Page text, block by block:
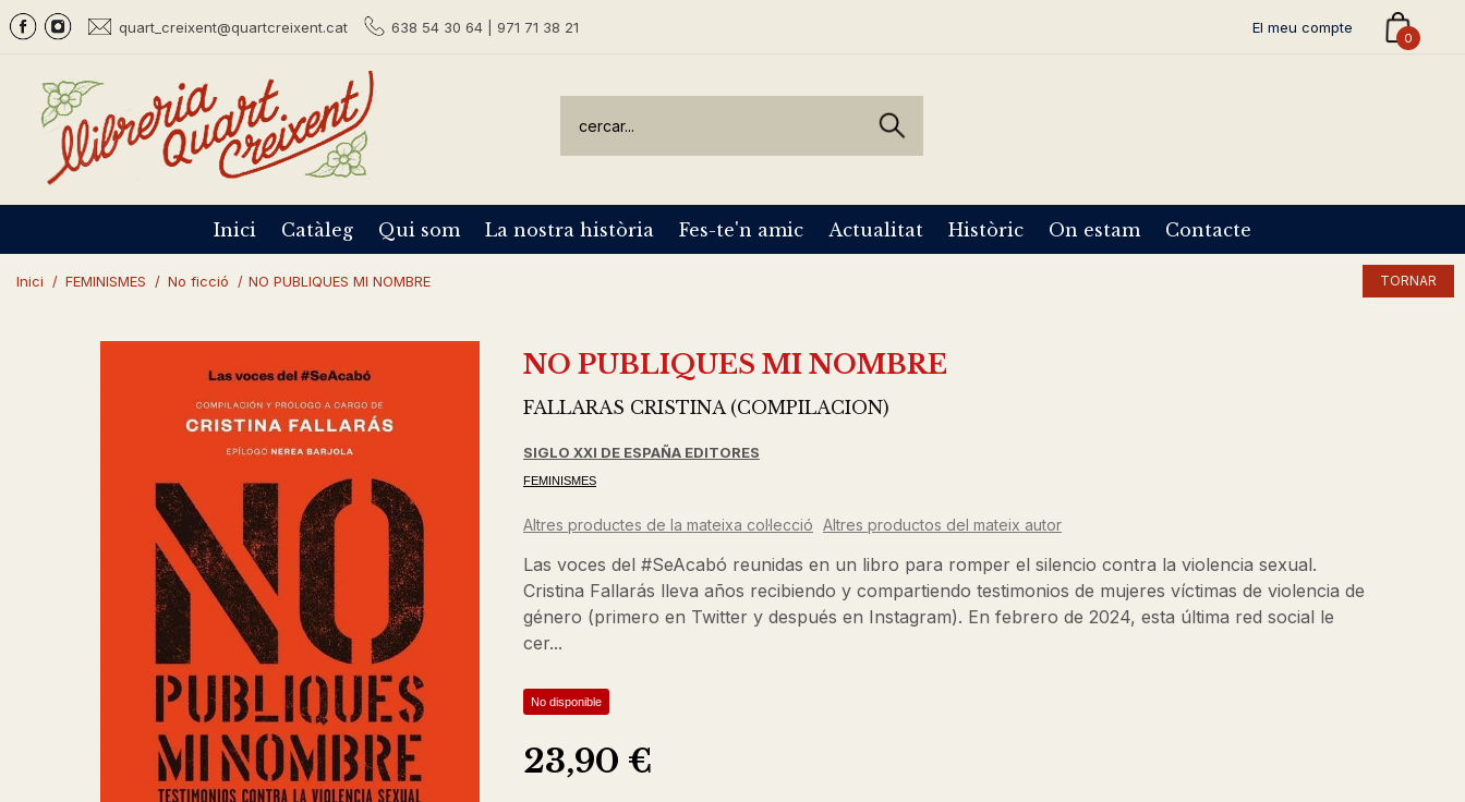
quart_creixent@quartcreixent.cat 638 54 30 64 | 971 71 38 21 El meu compte
0
Inici Catàleg Qui som La nostra història Fes-te'n amic Actualitat Històric On estam Contacte
Inici / FEMINISMES / No ficció / NO PUBLIQUES MI NOMBRE TORNAR
NO PUBLIQUES MI NOMBRE
FALLARAS CRISTINA (COMPILACION)
SIGLO XXI DE ESPAÑA EDITORES
FEMINISMES
Altres productes de la mateixa col·lecció Altres productos del mateix autor
Las voces del #SeAcabó reunidas en un libro para romper el silencio contra la violencia sexual.
Cristina Fallarás lleva años recibiendo y compartiendo testimonios de mujeres víctimas de violencia de
género (primero en Twitter y después en Instagram). En febrero de 2024, esta última red social le
cer...
No disponible
23,90 €